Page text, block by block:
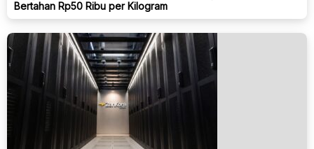
Bertahan Rp50 Ribu per Kilogram